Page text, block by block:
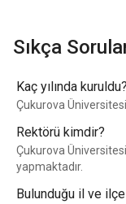
Sıkça
Kaç yılında kuruldu?
Çukurova
Rektörü kimdir?
Çukurova
yapmaktadır.
Bulunduğu il ve